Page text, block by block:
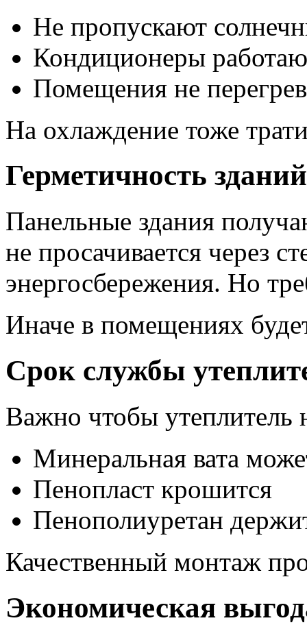
Не пропускают
Кондиционеры
Помещения не
На охлаждение тоже
Герметичность зданий
Панельные здания
не просачивается через
энергосбережения. Но
Иначе в помещениях
Срок службы
Важно чтобы утеплитель
Минеральная вата
Пенопласт крошится
Пенополиуретан
Качественный монтаж
Экономическая